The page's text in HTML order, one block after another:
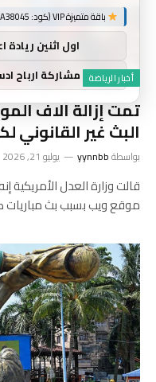
أخبار الرياضة
تمت إزالة آلاف
البث غير القانوني
بواسطةyynnbb يوليو 21, 2026
موقع ويب بسبب بث مباريات
باقة متميزة VIP (كود: AA38045):
اول اثنين ريادة
مشاركة ارباح